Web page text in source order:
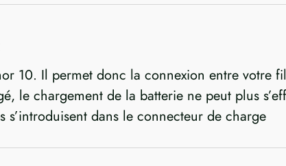
10. Il permet donc la connexion entre votre
le chargement de la batterie ne peut plus
dans le connecteur de charge